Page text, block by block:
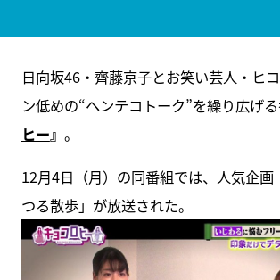
日向坂46・齊藤京子とお笑い芸人・ヒ
ン低めの“ヘンテコトーク”を繰り広げ
ヒー』 。
12月4日（月）の同番組では、人気企画
つる散歩」が放送された。